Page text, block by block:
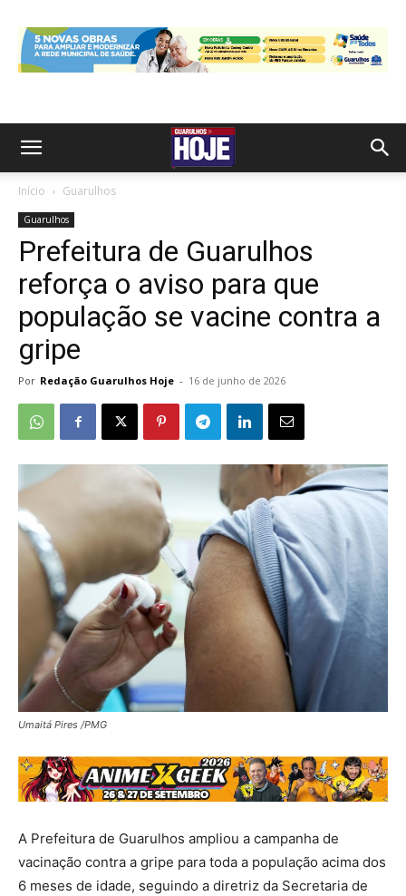
Início Guarulhos
Guarulhos
Prefeitura de Guarulhos
reforça o aviso para que
população se vacine contra a
gripe
Por Redação Guarulhos Hoje - 16 de junho de 2026
Umaitá Pires /PMG
A Prefeitura de Guarulhos ampliou a campanha de
vacinação contra a gripe para toda a população acima dos
6 meses de idade, seguindo a diretriz da Secretaria de